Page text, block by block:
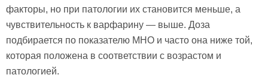
факторы, но при патологии их становится меньше, а
чувствительность к варфарину — выше. Доза
подбирается по показателю МНО и часто она ниже той,
которая положена в соответствии с возрастом и
патологией.